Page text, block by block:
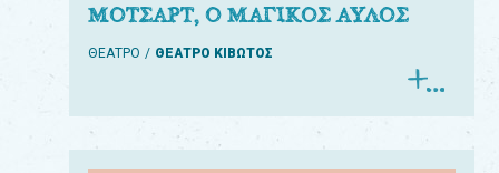
ΜΟΤΣΑΡΤ, Ο ΜΑΓΙΚΟΣ ΑΥΛΟΣ
ΘΕΑΤΡΟ ΘΕΑΤΡΟ ΚΙΒΩΤΟΣ